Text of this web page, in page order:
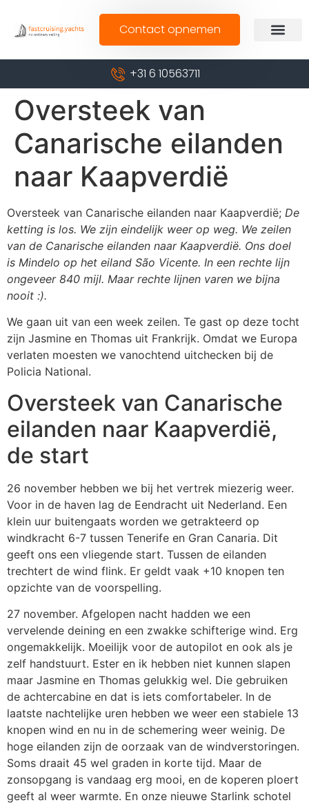
Contact opnemen
+31 6 10563711
Oversteek van
Canarische eilanden
naar Kaapverdië
Oversteek van Canarische eilanden naar Kaapverdië; De
ketting is los. We zijn eindelijk weer op weg. We zeilen
van de Canarische eilanden naar Kaapverdië. Ons doel
is Mindelo op het eiland São Vicente. In een rechte lijn
ongeveer 840 mijl. Maar rechte lijnen varen we bijna
nooit :).
We gaan uit van een week zeilen. Te gast op deze tocht
zijn Jasmine en Thomas uit Frankrijk. Omdat we Europa
verlaten moesten we vanochtend uitchecken bij de
Policia National.
Oversteek van Canarische
eilanden naar Kaapverdië,
de start
26 november hebben we bij het vertrek miezerig weer.
Voor in de haven lag de Eendracht uit Nederland. Een
klein uur buitengaats worden we getrakteerd op
windkracht 6-7 tussen Tenerife en Gran Canaria. Dit
geeft ons een vliegende start. Tussen de eilanden
trechtert de wind flink. Er geldt vaak +10 knopen ten
opzichte van de voorspelling.
27 november. Afgelopen nacht hadden we een
vervelende deining en een zwakke schifterige wind. Erg
ongemakkelijk. Moeilijk voor de autopilot en ook als je
zelf handstuurt. Ester en ik hebben niet kunnen slapen
maar Jasmine en Thomas gelukkig wel. Die gebruiken
de achtercabine en dat is iets comfortabeler. In de
laatste nachtelijke uren hebben we weer een stabiele 13
knopen wind en nu in de schemering weer weinig. De
hoge eilanden zijn de oorzaak van de windverstoringen.
Soms draait 45 wel graden in korte tijd. Maar de
zonsopgang is vandaag erg mooi, en de koperen ploert
geeft al weer warmte. En onze nieuwe Starlink schotel